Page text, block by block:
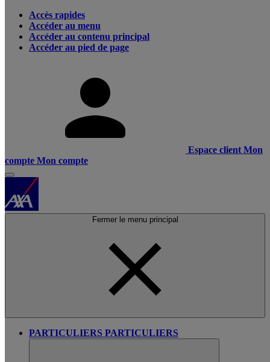
Accès rapides
Accéder au menu
Accéder au contenu principal
Accéder au pied de page
Espace client Mon
compte Mon compte
Fermer le menu principal
PARTICULIERS PARTICULIERS